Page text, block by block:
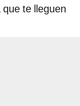
te lleguen